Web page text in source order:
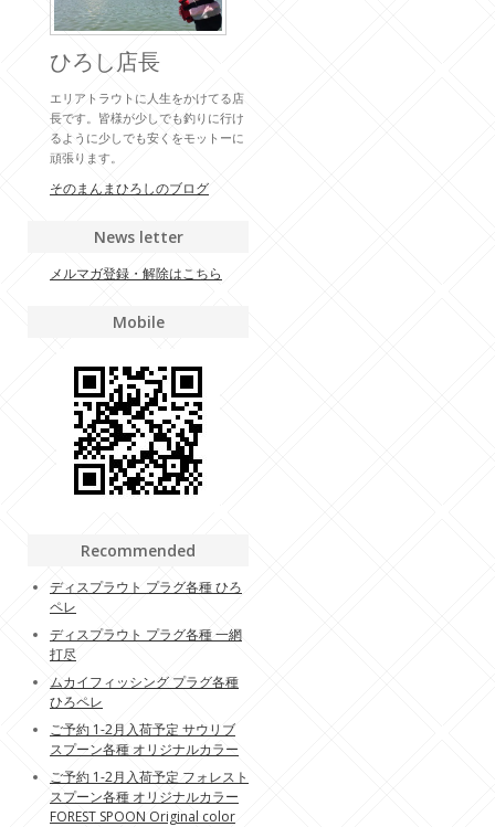
ひろし店長
エリアトラウトに人生をかけてる店
長です。皆様が少しでも釣りに行け
るように少しでも安くをモットーに
頑張ります。
そのまんまひろしのブログ
News letter
メルマガ登録・解除はこちら
Mobile
Recommended
ディスプラウト プラグ各種 ひろ
ペレ
ディスプラウト プラグ各種 一網
打尽
ムカイフィッシング プラグ各種
ひろペレ
ご予約 1-2月入荷予定 サウリブ
スプーン各種 オリジナルカラー
ご予約 1-2月入荷予定 フォレスト
スプーン各種 オリジナルカラー
FOREST SPOON Original color